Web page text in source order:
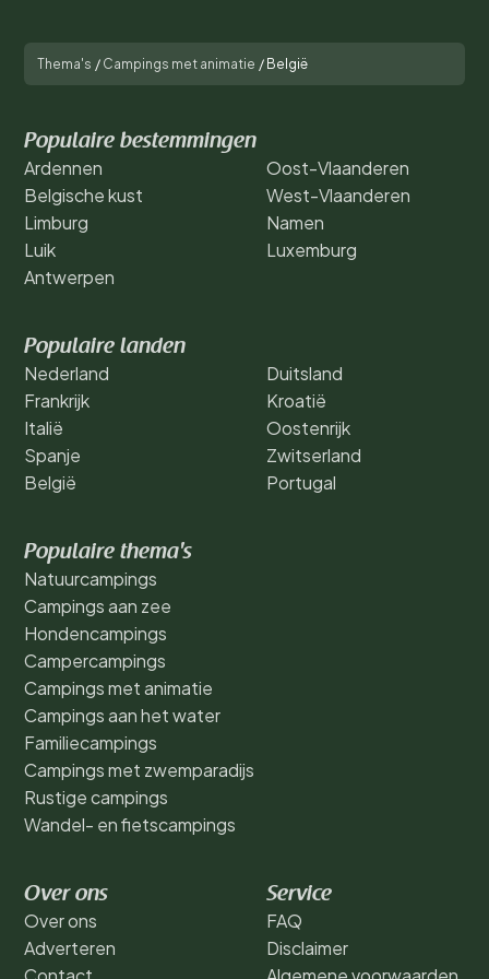
Thema's / Campings met animatie / België
Populaire bestemmingen
Ardennen
Belgische kust
Limburg
Luik
Antwerpen
Oost-Vlaanderen
West-Vlaanderen
Namen
Luxemburg
Populaire landen
Nederland
Frankrijk
Italië
Spanje
België
Duitsland
Kroatië
Oostenrijk
Zwitserland
Portugal
Populaire thema's
Natuurcampings
Campings aan zee
Hondencampings
Campercampings
Campings met animatie
Campings aan het water
Familiecampings
Campings met zwemparadijs
Rustige campings
Wandel- en fietscampings
Over ons
Over ons
Adverteren
Service
FAQ
Disclaimer